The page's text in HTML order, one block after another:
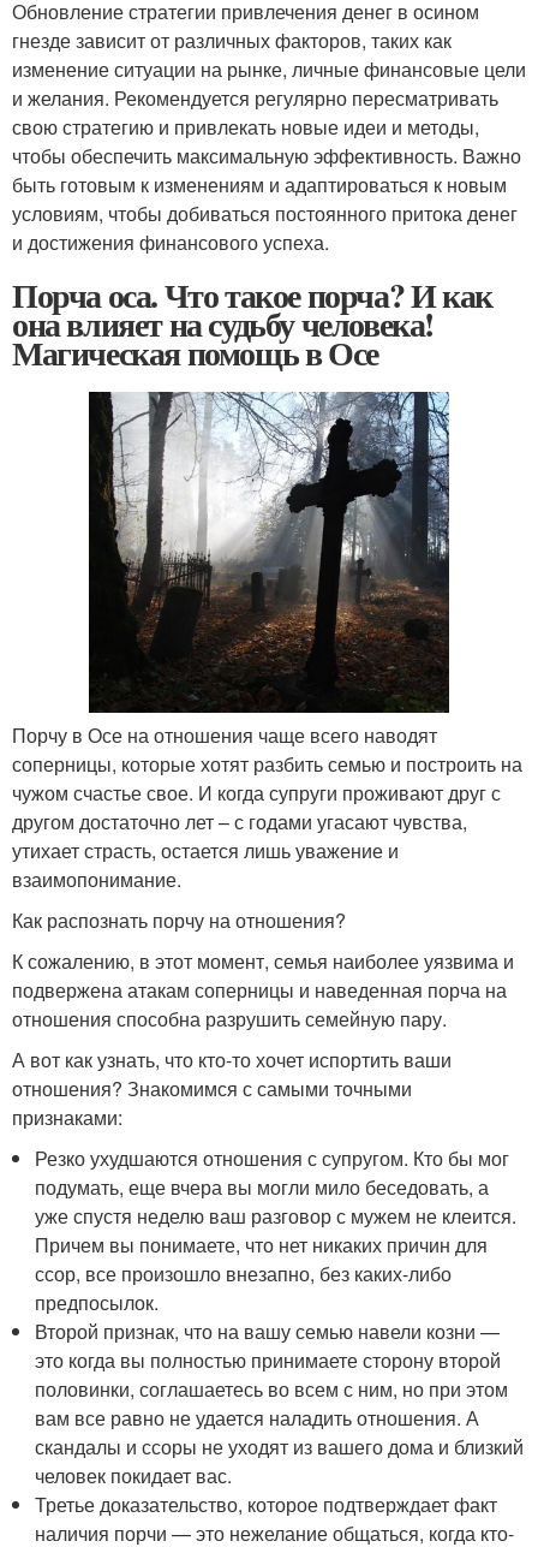
Обновление стратегии привлечения денег в осином
гнезде зависит от различных факторов, таких как
изменение ситуации на рынке, личные финансовые цели
и желания. Рекомендуется регулярно пересматривать
свою стратегию и привлекать новые идеи и методы,
чтобы обеспечить максимальную эффективность. Важно
быть готовым к изменениям и адаптироваться к новым
условиям, чтобы добиваться постоянного притока денег
и достижения финансового успеха.
Порча оса. Что такое порча? И как
она влияет на судьбу человека!
Магическая помощь в Осе
Порчу в Осе на отношения чаще всего наводят
соперницы, которые хотят разбить семью и построить на
чужом счастье свое. И когда супруги проживают друг с
другом достаточно лет – с годами угасают чувства,
утихает страсть, остается лишь уважение и
взаимопонимание.
Как распознать порчу на отношения?
К сожалению, в этот момент, семья наиболее уязвима и
подвержена атакам соперницы и наведенная порча на
отношения способна разрушить семейную пару.
А вот как узнать, что кто-то хочет испортить ваши
отношения? Знакомимся с самыми точными
признаками:
Резко ухудшаются отношения с супругом. Кто бы мог
подумать, еще вчера вы могли мило беседовать, а
уже спустя неделю ваш разговор с мужем не клеится.
Причем вы понимаете, что нет никаких причин для
ссор, все произошло внезапно, без каких-либо
предпосылок.
Второй признак, что на вашу семью навели козни —
это когда вы полностью принимаете сторону второй
половинки, соглашаетесь во всем с ним, но при этом
вам все равно не удается наладить отношения. А
скандалы и ссоры не уходят из вашего дома и близкий
человек покидает вас.
Третье доказательство, которое подтверждает факт
наличия порчи — это нежелание общаться, когда кто-